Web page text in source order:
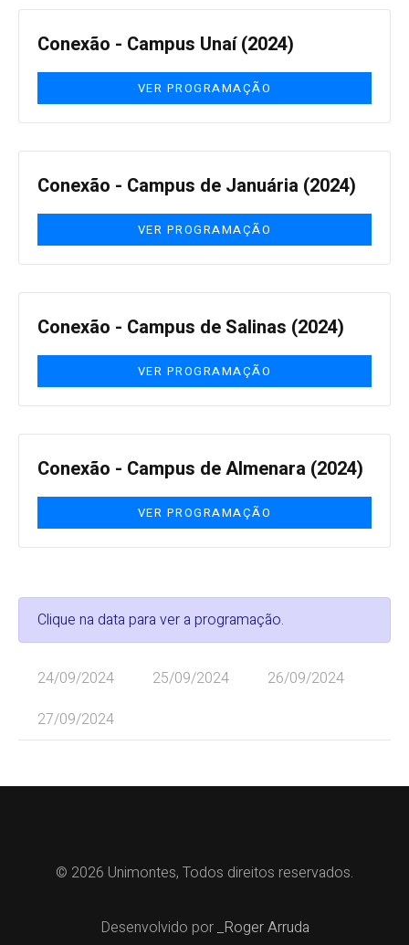
Conexão - Campus Unaí (2024)
VER PROGRAMAÇÃO
Conexão - Campus de Januária (2024)
VER PROGRAMAÇÃO
Conexão - Campus de Salinas (2024)
VER PROGRAMAÇÃO
Conexão - Campus de Almenara (2024)
VER PROGRAMAÇÃO
Clique na data para ver a programação.
24/09/2024 25/09/2024
26/09/2024
27/09/2024
© 2026 Unimontes, Todos direitos reservados.
Desenvolvido por_Roger Arruda